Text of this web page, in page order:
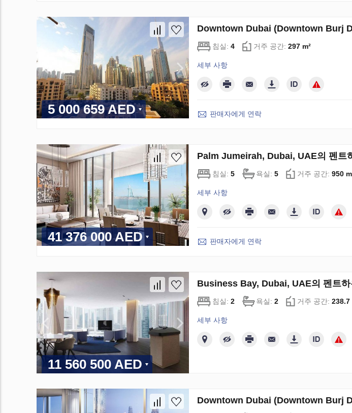
5 000 659 AED
Downtown Dubai (Downtown Burj
침실: 4 거주 공간: 297 m²
세부 사항
판매자에게 연락
41 376 000 AED
Palm Jumeirah, Dubai, UAE의 펜트
침실: 5 욕실: 5 거주 공간: 950
세부 사항
판매자에게 연락
11 560 500 AED
Business Bay, Dubai, UAE의 펜트
침실: 2 욕실: 2 거주 공간: 238.7
세부 사항
Downtown Dubai (Downtown Burj